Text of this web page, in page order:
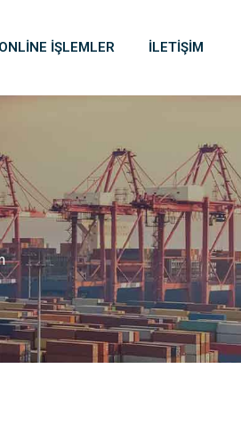
ONLINE İŞLEMLER İLETIŞIM